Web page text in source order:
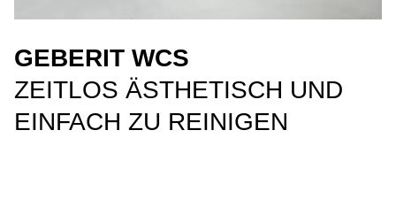
GEBERIT WCS
ZEITLOS ÄSTHETISCH UND
EINFACH ZU REINIGEN